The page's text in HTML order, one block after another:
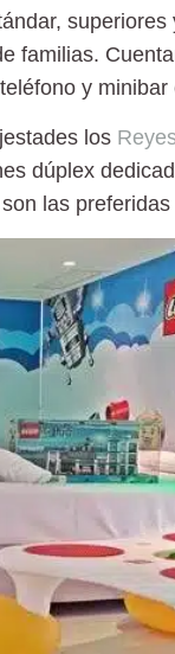
familias.
y
los
dúplex
las